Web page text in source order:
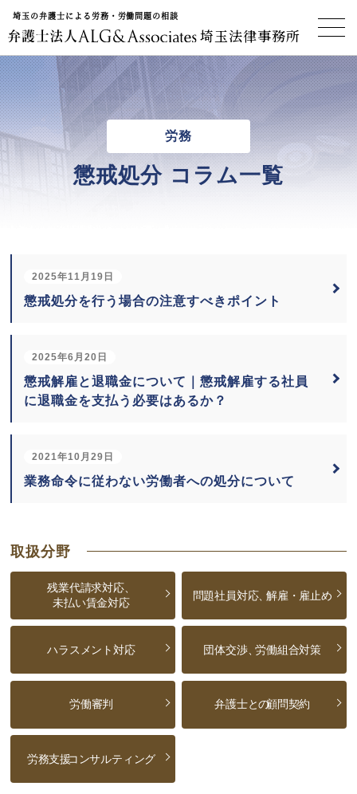
埼玉の弁護士による労務・労働問題の相談
埼玉法律事務所
労務
懲戒処分 コラム一覧
2025年11月19日
懲戒処分を行う場合の注意すべきポイント
2025年6月20日
懲戒解雇と退職金について｜懲戒解雇する社員
に退職金を支払う必要はあるか？
2021年10月29日
業務命令に従わない労働者への処分について
取扱分野
残業代請求対応、
未払い賃金対応
問題社員対応、解雇・雇止め
ハラスメント対応 団体交渉、労働組合対策
労働審判 弁護士との顧問契約
労務支援コンサルティング